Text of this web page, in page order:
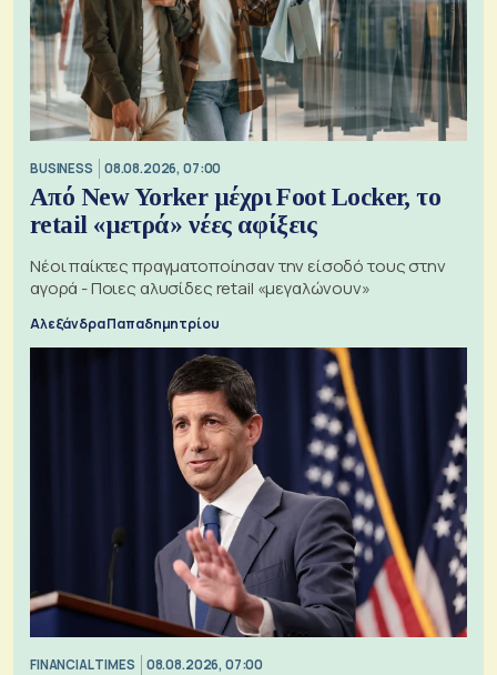
BUSINESS 08.08.2026, 07:00
Από New Yorker μέχρι Foot Locker, το
retail «μετρά» νέες αφίξεις
Νέοι παίκτες πραγματοποίησαν την είσοδό τους στην
αγορά - Ποιες αλυσίδες retail «μεγαλώνουν»
Αλεξάνδρα Παπαδημητρίου
FINANCIAL TIMES 08.08.2026, 07:00